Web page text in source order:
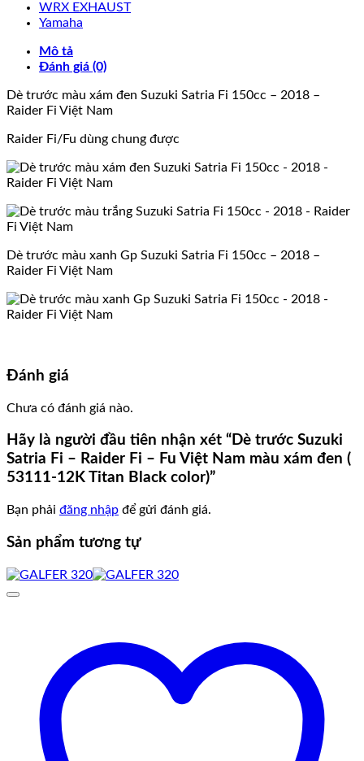
WRX EXHAUST
Yamaha
Mô tả
Đánh giá (0)
Dè trước màu xám đen Suzuki Satria Fi 150cc – 2018 –
Raider Fi Việt Nam
Raider Fi/Fu dùng chung được
Dè trước màu xanh Gp Suzuki Satria Fi 150cc – 2018 –
Raider Fi Việt Nam
Đánh giá
Chưa có đánh giá nào.
Hãy là người đầu tiên nhận xét “Dè trước Suzuki
Satria Fi – Raider Fi – Fu Việt Nam màu xám đen (
53111-12K Titan Black color)”
Bạn phải đăng nhập để gửi đánh giá.
Sản phẩm tương tự